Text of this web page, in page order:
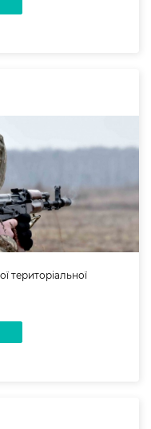
територіальної